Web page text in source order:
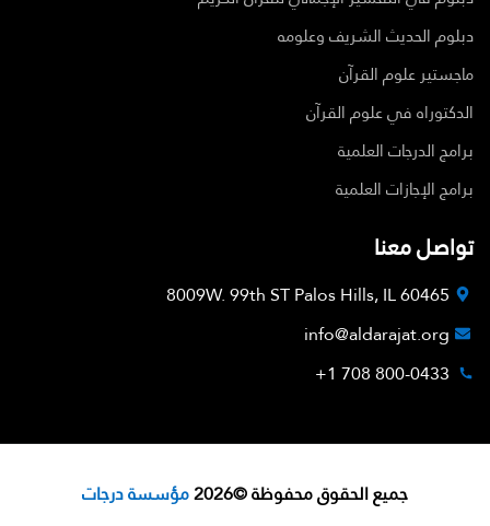
دبلوم الحديث الشريف وعلومه
ماجستير علوم القرآن
الدكتوراه في علوم القرآن
برامج الدرجات العلمية
برامج الإجازات العلمية
تواصل معنا
8009W. 99th ST Palos Hills, IL 60465
info@aldarajat.org
800-0433 708 1+
جميع الحقوق محفوظة ©2026 مؤسسة درجات